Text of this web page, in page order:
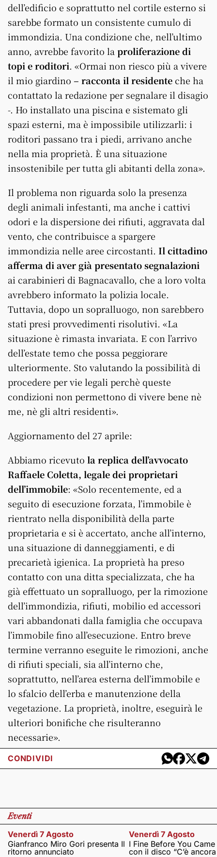
dell’edificio e soprattutto nel cortile esterno si
sarebbe formato un consistente cumulo di
immondizia. Una condizione che, nell’ultimo
anno, avrebbe favorito la proliferazione di
topi e roditori. «Ormai non riesco più a vivere
il mio giardino – racconta il residenteche ha
contattato la redazione per segnalare il disagio
-. Ho installato una piscina e sistemato gli
spazi esterni, ma è impossibile utilizzarli: i
roditori passano tra i piedi, arrivano anche
nella mia proprietà. È una situazione
insostenibile per tutta gli abitanti della zona».
Il problema non riguarda solo la presenza
degli animali infestanti, ma anche i cattivi
odori e la dispersione dei rifiuti, aggravata dal
vento, che contribuisce a spargere
immondizia nelle aree circostanti. Il cittadino
afferma di aver già presentato segnalazioni
ai carabinieri di Bagnacavallo, che a loro volta
avrebbero informato la polizia locale.
Tuttavia, dopo un sopralluogo, non sarebbero
stati presi provvedimenti risolutivi. «La
situazione è rimasta invariata. E con l’arrivo
dell’estate temo che possa peggiorare
ulteriormente. Sto valutando la possibilità di
procedere per vie legali perchè queste
condizioni non permettono di vivere bene nè
me, nè gli altri residenti».
Aggiornamento del 27 aprile:
Abbiamo ricevuto la replica dell’avvocato
Raffaele Coletta, legale dei proprietari
dell’immobile: «Solo recentemente, ed a
seguito di esecuzione forzata, l’immobile è
rientrato nella disponibilità della parte
proprietaria e si è accertato, anche all’interno,
una situazione di danneggiamenti, e di
precarietà igienica. La proprietà ha preso
contatto con una ditta specializzata, che ha
già effettuato un sopralluogo, per la rimozione
dell’immondizia, rifiuti, mobilio ed accessori
vari abbandonati dalla famiglia che occupava
l’immobile fino all’esecuzione. Entro breve
termine verranno eseguite le rimozioni, anche
di rifiuti speciali, sia all’interno che,
soprattutto, nell’area esterna dell’immobile e
lo sfalcio dell’erba e manutenzione della
vegetazione. La proprietà, inoltre, eseguirà le
ulteriori bonifiche che risulteranno
necessarie».
CONDIVIDI
Eventi
Venerdì 7 Agosto
Gianfranco Miro Gori presenta Il
ritorno annunciato
Venerdì 7 Agosto
I Fine Before You
con il disco “C’è